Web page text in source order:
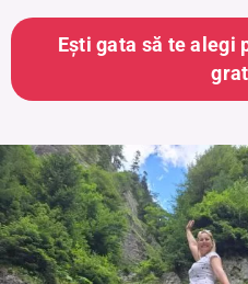
Ești gata să te alegi